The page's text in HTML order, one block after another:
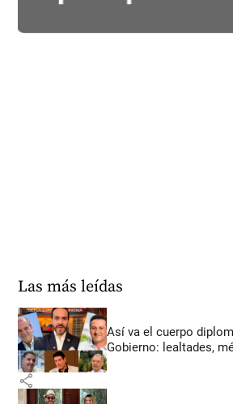
Las más leídas
Así va el cuerpo
Gobierno: lealtades,
share